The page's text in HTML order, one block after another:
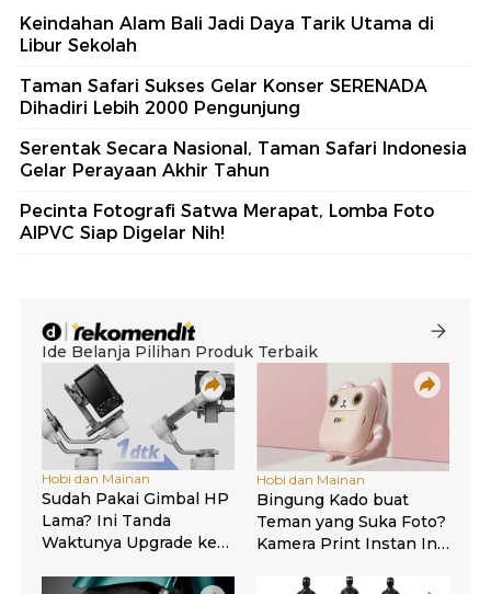
Keindahan Alam Bali Jadi Daya Tarik Utama di
Libur Sekolah
Taman Safari Sukses Gelar Konser SERENADA
Dihadiri Lebih 2000 Pengunjung
Serentak Secara Nasional, Taman Safari Indonesia
Gelar Perayaan Akhir Tahun
Pecinta Fotografi Satwa Merapat, Lomba Foto
AIPVC Siap Digelar Nih!